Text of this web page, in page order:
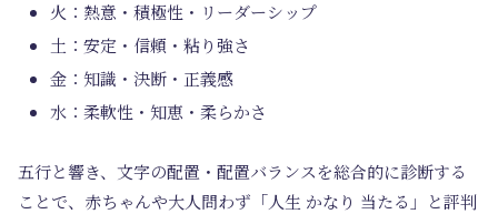
火：熱意・積極性・リーダーシップ
土：安定・信頼・粘り強さ
金：知識・決断・正義感
水：柔軟性・知恵・柔らかさ
五行と響き、文字の配置・配置バランスを総合的に診断する
ことで、赤ちゃんや大人問わず「人生 かなり 当たる」と評判